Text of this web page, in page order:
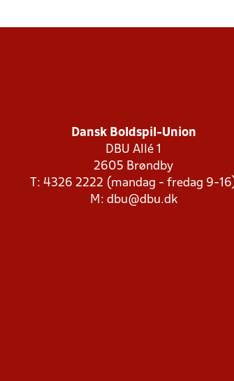
Dansk Boldspil-Union
DBU Allé 1
2605 Brøndby
T: 4326 2222 (mandag - fredag 9-
M: dbu@dbu.dk